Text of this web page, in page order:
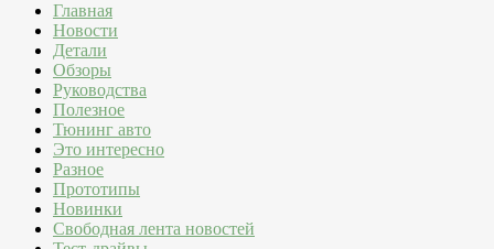
Главная
Новости
Детали
Обзоры
Руководства
Полезное
Тюнинг авто
Это интересно
Разное
Прототипы
Новинки
Свободная лента новостей